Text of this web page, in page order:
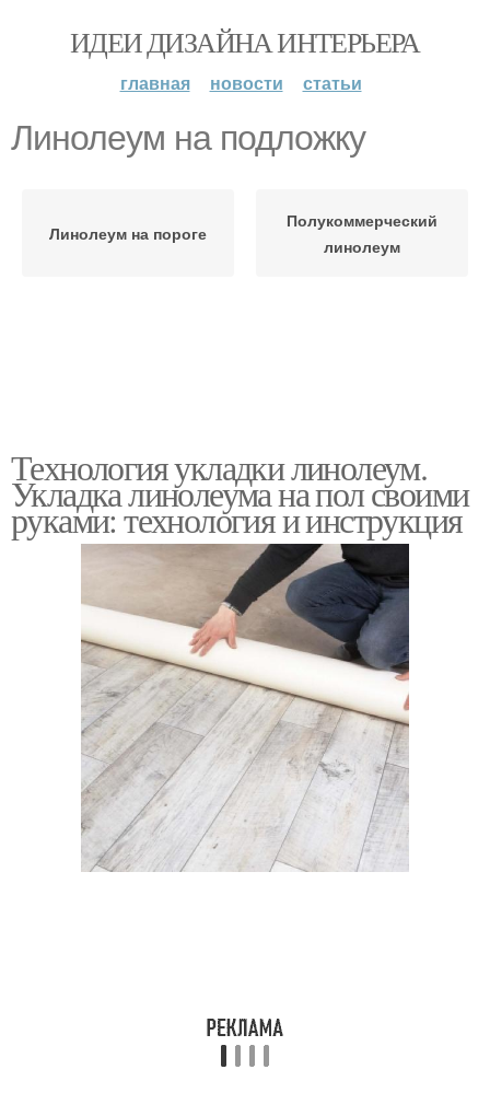
ИДЕИ ДИЗАЙНА ИНТЕРЬЕРА
главная новости статьи
Линолеум на подложку
Линолеум на пороге
Полукоммерческий
линолеум
Технология укладки линолеум.
Укладка линолеума на пол своими
руками: технология и инструкция